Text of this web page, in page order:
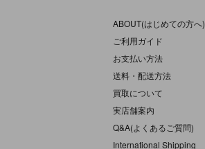
ABOUT(はじめての方へ)
ご利用ガイド
お支払い方法
送料・配送方法
買取について
実店舗案内
Q&A(よくあるご質問)
International Shipping